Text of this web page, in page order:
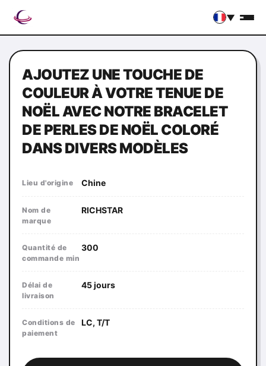
▼
AJOUTEZ UNE TOUCHE DE
COULEUR À VOTRE TENUE DE
NOËL AVEC NOTRE BRACELET
DE PERLES DE NOËL COLORÉ
DANS DIVERS MODÈLES
Lieu d'origine Chine
Nom de
marque
RICHSTAR
Quantité de
commande min
300
Délai de
livraison
45 jours
Conditions de
paiement
LC, T/T